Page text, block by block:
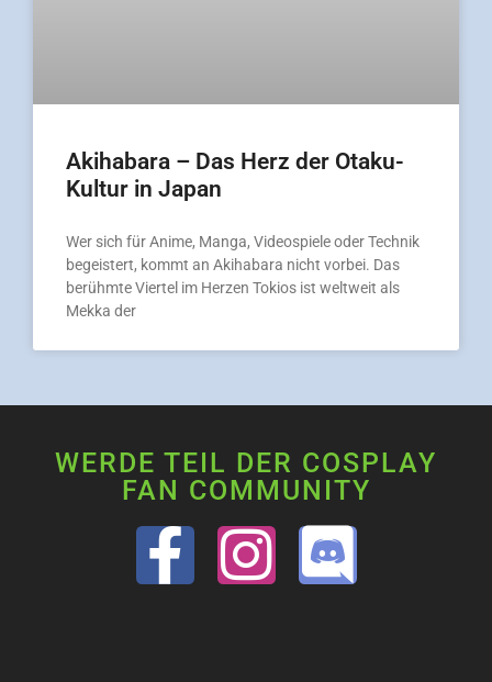
Akihabara – Das Herz der Otaku-
Kultur in Japan
Wer sich für Anime, Manga, Videospiele oder Technik
begeistert, kommt an Akihabara nicht vorbei. Das
berühmte Viertel im Herzen Tokios ist weltweit als
Mekka der
WERDE TEIL DER COSPLAY
FAN COMMUNITY